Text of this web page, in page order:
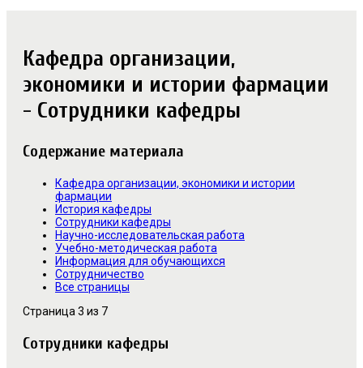
Кафедра организации,
экономики и истории фармации
- Сотрудники кафедры
Содержание материала
Кафедра организации, экономики и истории
фармации
История кафедры
Сотрудники кафедры
Научно-исследовательская работа
Учебно-методическая работа
Информация для обучающихся
Сотрудничество
Все страницы
Страница 3 из 7
Сотрудники кафедры